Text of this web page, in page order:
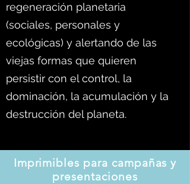
regeneración planetaria
(sociales, personales y
ecológicas) y alertando de las
viejas formas que quieren
persistir con el control, la
dominación, la acumulación y la
destrucción del planeta.
Imprimibles para campañas y
presentaciones